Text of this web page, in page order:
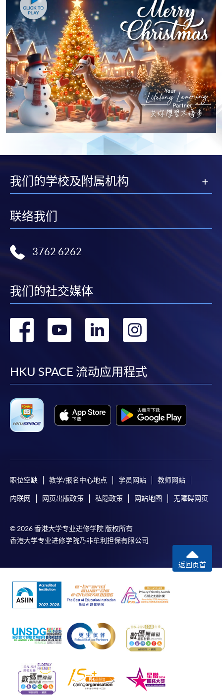
我们的学校及附属机构
联络我们
3762 6262
我们的社交媒体
转
facebook
转
youtube
转
linkedin
HKU SPACE 流动应用程式
职位空缺 教学/报名中心地点 学员网站 教师网站
内联网 网页出版政策 私隐政策 网站地图 无障碍网页
© 2026 香港大学专业进修学院 版权所有
香港大学专业进修学院乃非牟利担保有限公司
返回页首